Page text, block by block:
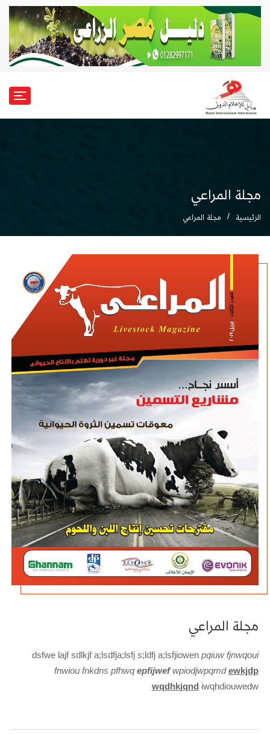
مجلة المراعي
الرئيسية مجلة المراعي
مجلة المراعي
dsfwe lajf sdlkjf a;lsdfja;lsfj s;ldfj a;lsfjiowen pqiuw fjnwqoui
fnwiou fnkdns pfhwq epfijwefwpiodjwpqmd ewkjdp
wqdhkjqnd iwqhdiouwedw